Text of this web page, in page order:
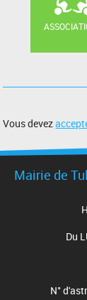
Vous devez
Mairie de
Du
N°